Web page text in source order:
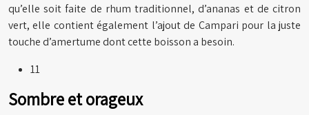
qu’elle soit faite de rhum traditionnel, d’ananas et de citron
vert, elle contient également l’ajout de Campari pour la juste
touche d’amertume dont cette boisson a besoin.
11
Sombre et orageux